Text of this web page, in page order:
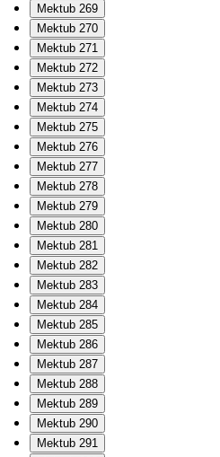
Mektub 269
Mektub 270
Mektub 271
Mektub 272
Mektub 273
Mektub 274
Mektub 275
Mektub 276
Mektub 277
Mektub 278
Mektub 279
Mektub 280
Mektub 281
Mektub 282
Mektub 283
Mektub 284
Mektub 285
Mektub 286
Mektub 287
Mektub 288
Mektub 289
Mektub 290
Mektub 291